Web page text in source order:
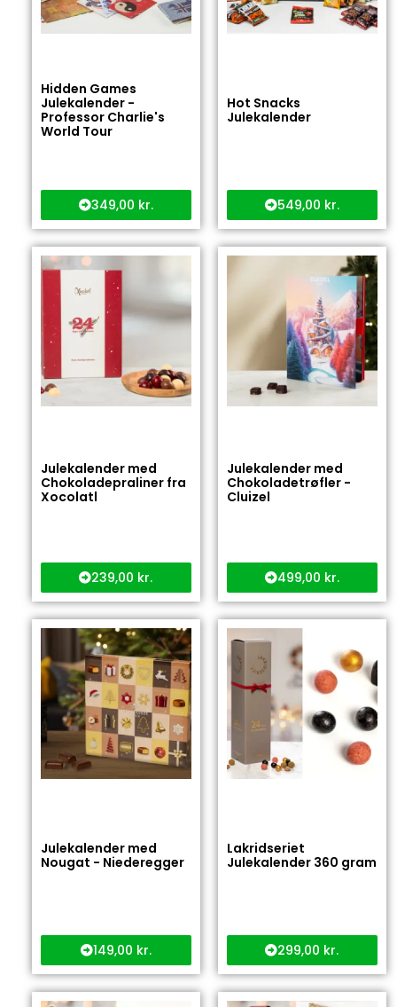
Hidden Games
Julekalender -
Professor Charlie's
World Tour
349,00 kr.
Hot Snacks
Julekalender
549,00 kr.
Julekalender med
Chokoladepraliner fra
Xocolatl
239,00 kr.
Julekalender med
Chokoladetrøfler -
Cluizel
499,00 kr.
Julekalender med
Nougat - Niederegger
149,00 kr.
Lakridseriet
Julekalender 360 gram
299,00 kr.